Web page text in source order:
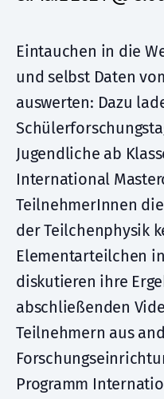
Eintauchen in die
und selbst Daten
auswerten: Dazu
Jugendliche ab
International
TeilnehmerInnen
der Teilchenphysik
Elementarteilchen
diskutieren ihre
abschließenden
Teilnehmern aus
Programm